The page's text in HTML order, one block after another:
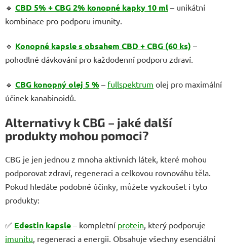
🔹 CBD 5% + CBG 2% konopné kapky 10 ml – unikátní
kombinace pro podporu imunity.
🔹 Konopné kapsle s obsahem CBD + CBG (60 ks) –
pohodlné dávkování pro každodenní podporu zdraví.
🔹 CBG konopný olej 5 % – fullspektrum olej pro maximální
účinek kanabinoidů.
Alternativy k CBG – jaké další
produkty mohou pomoci?
CBG je jen jednou z mnoha aktivních látek, které mohou
podporovat zdraví, regeneraci a celkovou rovnováhu těla.
Pokud hledáte podobné účinky, můžete vyzkoušet i tyto
produkty:
✅ Edestin kapsle – kompletní protein , který podporuje
imunitu , regeneraci a energii. Obsahuje všechny esenciální